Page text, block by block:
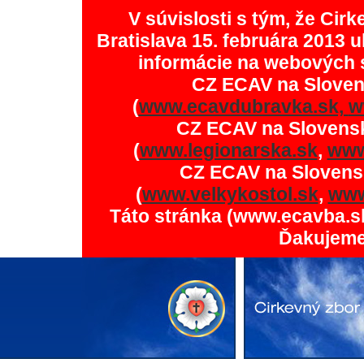
V súvislosti s tým, že
Bratislava 15. februára 2013
informácie na
CZ ECAV na
(www.ecavdubravka.sk,
CZ ECAV na
(www.legionarska.sk,
CZ ECAV na
(www.velkykostol.sk,
Táto stránka